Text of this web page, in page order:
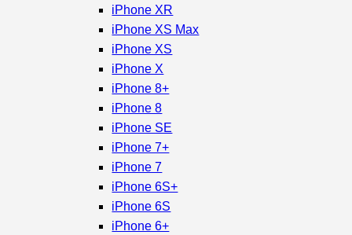
iPhone XR
iPhone XS Max
iPhone XS
iPhone X
iPhone 8+
iPhone 8
iPhone SE
iPhone 7+
iPhone 7
iPhone 6S+
iPhone 6S
iPhone 6+